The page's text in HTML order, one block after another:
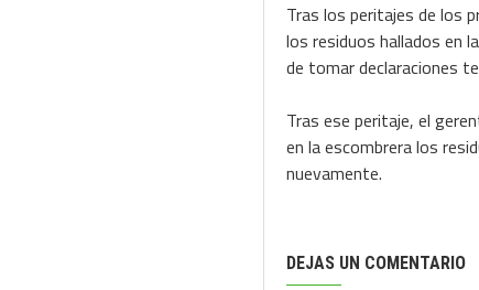
Tras los peritajes de los
los residuos hallados en
de tomar declaraciones
Tras ese peritaje, el
en la escombrera los
nuevamente.
DEJAS UN COMENTARIO